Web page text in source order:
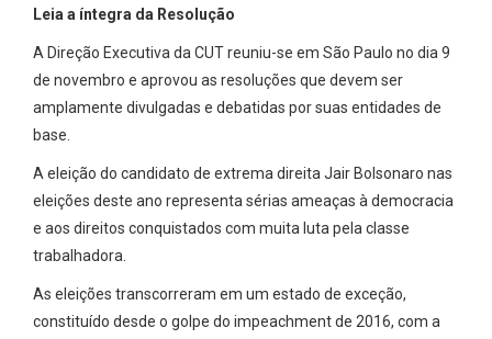
Leia a íntegra da Resolução
A Direção Executiva da CUT reuniu-se em São Paulo no dia 9
de novembro e aprovou as resoluções que devem ser
amplamente divulgadas e debatidas por suas entidades de
base.
A eleição do candidato de extrema direita Jair Bolsonaro nas
eleições deste ano representa sérias ameaças à democracia
e aos direitos conquistados com muita luta pela classe
trabalhadora.
As eleições transcorreram em um estado de exceção,
constituído desde o golpe do impeachment de 2016, com a